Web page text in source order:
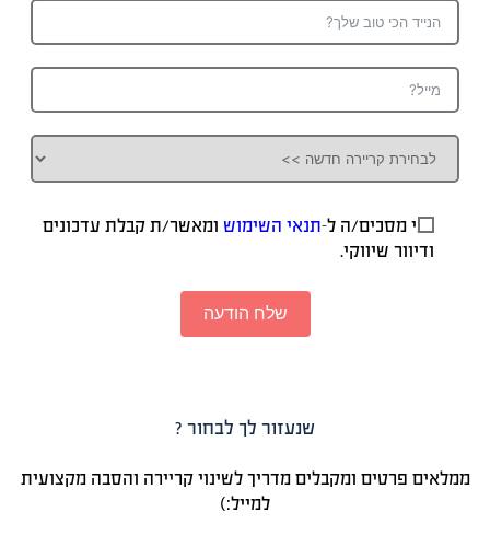
אני מסכים/ה ל-תנאי השימוש ומאשר/ת קבלת עדכונים
ודיוור שיווקי.
שלח הודעה
שנעזור לך לבחור ?
ממלאים פרטים ומקבלים מדריך לשינוי קריירה והסבה מקצועית
למייל:)